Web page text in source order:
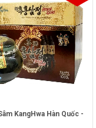
KangHwa Hàn Quốc -